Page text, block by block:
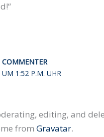
COMMENTER
1:52 P.M. UHR
editing, and
fromGravatar.